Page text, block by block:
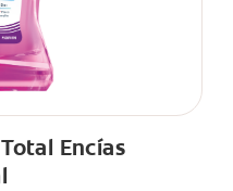
Encías